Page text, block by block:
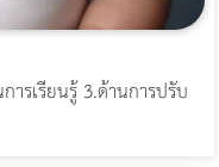
ารเรียนรู้ 3.ด้านการปรับ